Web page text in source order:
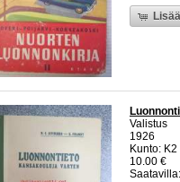
Valistus
1926
Kunto:
10.00 €